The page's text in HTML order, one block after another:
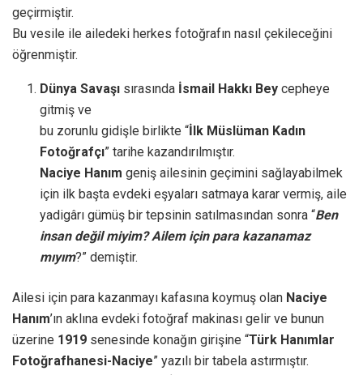
geçirmiştir.
Bu vesile ile ailedeki herkes fotoğrafın nasıl çekileceğini
öğrenmiştir.
Dünya Savaşı sırasında İsmail Hakkı Bey cepheye
gitmiş ve
bu zorunlu gidişle birlikte “İlk Müslüman Kadın
Fotoğrafçı” tarihe kazandırılmıştır.
Naciye Hanım geniş ailesinin geçimini sağlayabilmek
için ilk başta evdeki eşyaları satmaya karar vermiş, aile
yadigârı gümüş bir tepsinin satılmasından sonra “Ben
insan değil miyim? Ailem için para kazanamaz
mıyım?” demiştir.
Ailesi için para kazanmayı kafasına koymuş olan Naciye
Hanım’ın aklına evdeki fotoğraf makinası gelir ve bunun
üzerine 1919 senesinde konağın girişine “Türk Hanımlar
Fotoğrafhanesi-Naciye” yazılı bir tabela astırmıştır.